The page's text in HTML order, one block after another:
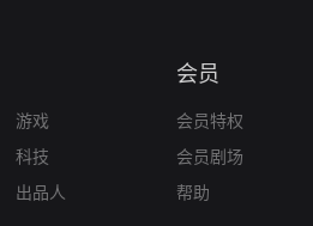
游戏
科技
出品人
会员
会员特权
会员剧场
帮助